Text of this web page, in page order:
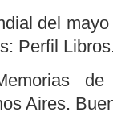
del
Perfil
Aires.